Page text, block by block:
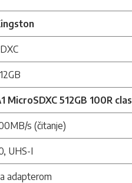
MicroSDXC 512GB 100R
s (čitanje)
UHS-I
adapterom